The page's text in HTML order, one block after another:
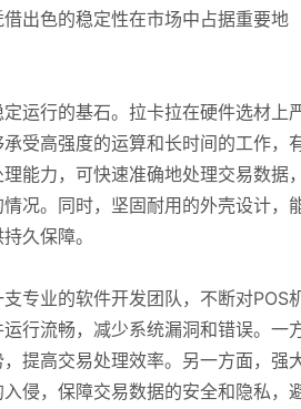
出色的稳定性在市场中占据重要地
运行的基石。拉卡拉在硬件选材上
受高强度的运算和长时间的工作，
能力，可快速准确地处理交易数据，
况。同时，坚固耐用的外壳设计，
久保障。
专业的软件开发团队，不断对POS
行流畅，减少系统漏洞和错误。一
提高交易处理效率。另一方面，强
侵，保障交易数据的安全和隐私，